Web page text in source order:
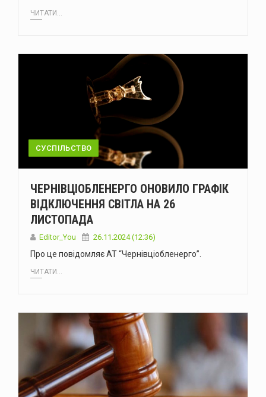
ЧИТАТИ...
СУСПІЛЬСТВО
ЧЕРНІВЦІОБЛЕНЕРГО ОНОВИЛО ГРАФІК
ВІДКЛЮЧЕННЯ СВІТЛА НА 26
ЛИСТОПАДА
Editor_You 26.11.2024 (12:36)
Про це повідомляє АТ “Чернівціобленерго”.
ЧИТАТИ...